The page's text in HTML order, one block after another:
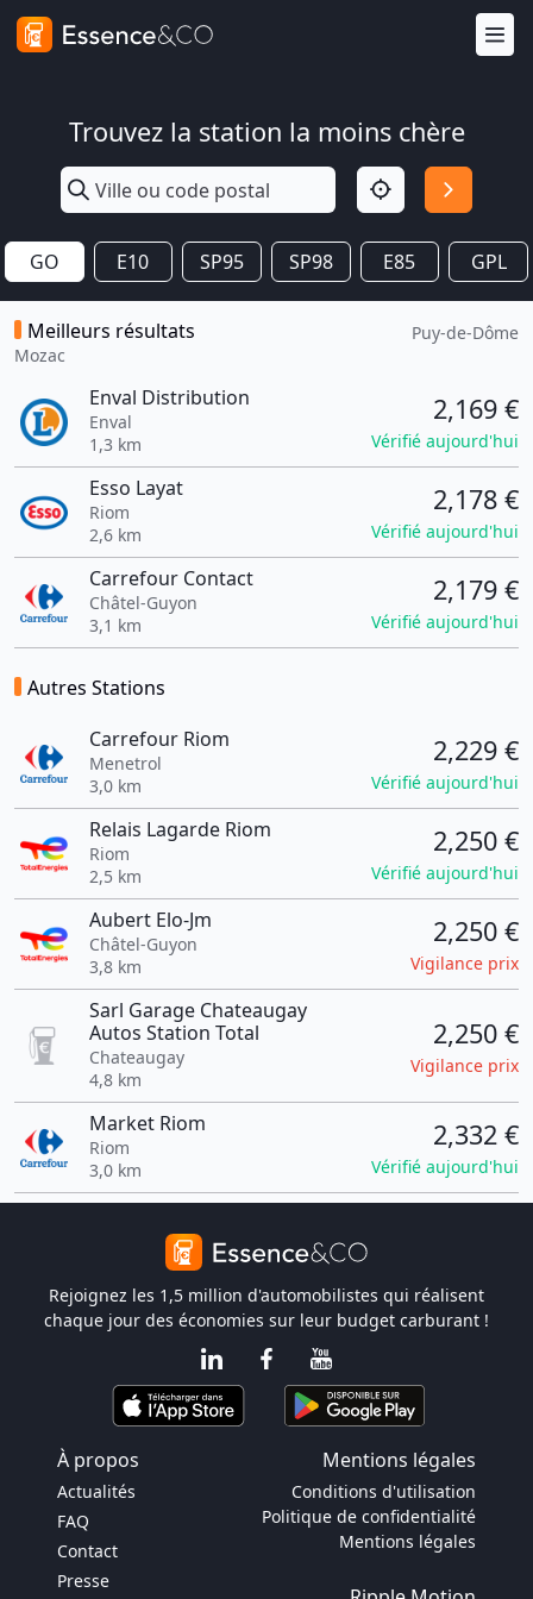
Trouvez la station la moins chère
GO E10 SP95 SP98 E85 GPL
Meilleurs résultats
Mozac
Puy-de-Dôme
Enval Distribution
Enval
1,3 km
2,169 €
Vérifié aujourd'hui
Esso Layat
Riom
2,6 km
2,178 €
Vérifié aujourd'hui
Carrefour Contact
Châtel-Guyon
3,1 km
2,179 €
Vérifié aujourd'hui
Autres Stations
Carrefour Riom
Menetrol
3,0 km
2,229 €
Vérifié aujourd'hui
Relais Lagarde Riom
Riom
2,5 km
2,250 €
Vérifié aujourd'hui
Aubert Elo-Jm
Châtel-Guyon
3,8 km
2,250 €
Vigilance prix
Sarl Garage Chateaugay
Autos Station Total
Chateaugay
4,8 km
2,250 €
Vigilance prix
Market Riom
Riom
3,0 km
2,332 €
Vérifié aujourd'hui
Rejoignez les 1,5 million d'automobilistes qui réalisent
chaque jour des économies sur leur budget carburant !
À propos Mentions légales
Actualités
FAQ
Contact
Presse
Conditions d'utilisation
Politique de confidentialité
Mentions légales